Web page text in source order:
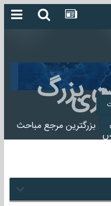
بزرگ
بزرگترین مرجع مباحث